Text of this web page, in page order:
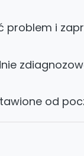
problem i
od